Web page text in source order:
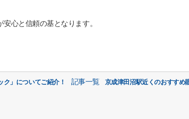
心と信頼の基となります。
」についてご紹介！ 記事一覧 京成津田沼駅近くのおすす